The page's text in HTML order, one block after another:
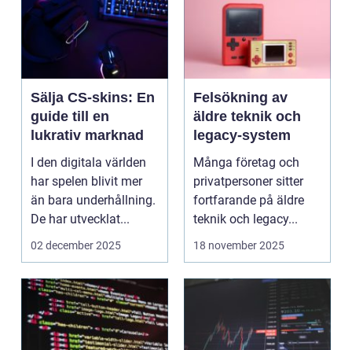
Sälja CS-skins: En
guide till en
lukrativ marknad
I den digitala världen
har spelen blivit mer
än bara underhållning.
De har utvecklat...
02 december 2025
Felsökning av
äldre teknik och
legacy-system
Många företag och
privatpersoner sitter
fortfarande på äldre
teknik och legacy...
18 november 2025